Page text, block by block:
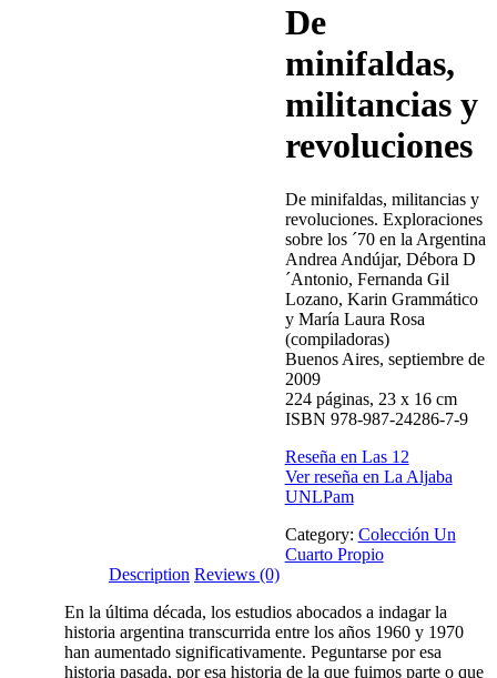
De
minifaldas,
militancias y
revoluciones
De minifaldas, militancias y
revoluciones. Exploraciones
sobre los ´70 en la Argentina
Andrea Andújar, Débora D
´Antonio, Fernanda Gil
Lozano, Karin Grammático
y María Laura Rosa
(compiladoras)
Buenos Aires, septiembre de
2009
224 páginas, 23 x 16 cm
ISBN 978-987-24286-7-9
Reseña en Las 12
Ver reseña en La Aljaba
UNLPam
Category: Colección Un
Cuarto Propio
Description Reviews (0)
En la última década, los estudios abocados a indagar la
historia argentina transcurrida entre los años 1960 y 1970
han aumentado significativamente. Peguntarse por esa
historia pasada, por esa historia de la que fuimos parte o que